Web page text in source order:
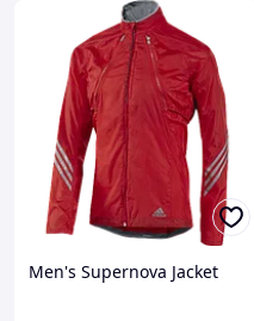
Men's Supernova Jacket